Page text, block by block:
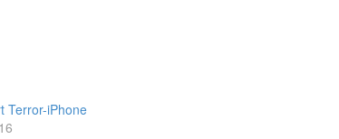
Terror-iPhone